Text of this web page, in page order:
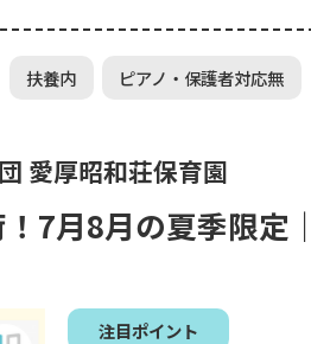
扶養内 ピアノ・保護者対応無
愛厚昭和荘保育園
7月8月の夏季限定
注目ポイント